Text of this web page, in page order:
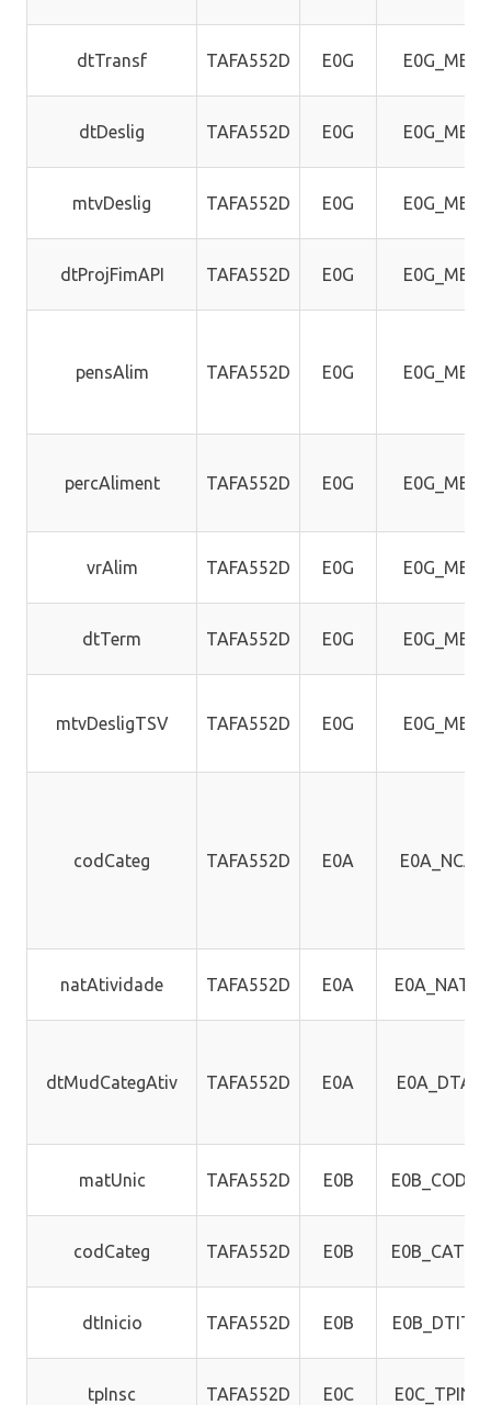
dtTransf TAFA552D E0G E0G_MEM
dtDeslig TAFA552D E0G E0G_MEM
mtvDeslig TAFA552D E0G E0G_MEM
dtProjFimAPI TAFA552D E0G E0G_MEM
pensAlim TAFA552D E0G E0G_MEM
percAliment TAFA552D E0G E0G_MEM
vrAlim TAFA552D E0G E0G_MEM
dtTerm TAFA552D E0G E0G_MEM
mtvDesligTSV TAFA552D E0G E0G_MEM
codCateg TAFA552D E0A E0A_NCAT
natAtividade TAFA552D E0A
dtMudCategAtiv TAFA552D E0A E0A_DTALT
matUnic TAFA552D E0B
codCateg TAFA552D E0B
dtInicio TAFA552D E0B
tpInsc TAFA552D E0C